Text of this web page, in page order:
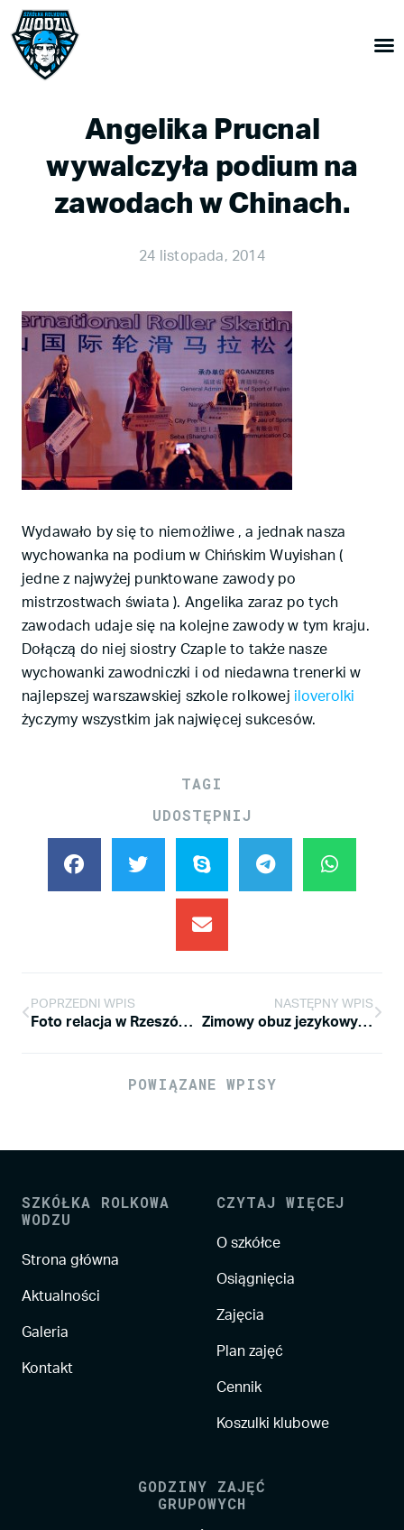
Angelika Prucnal
wywalczyła podium na
zawodach w Chinach.
24 listopada, 2014
Wydawało by się to niemożliwe , a jednak nasza
wychowanka na podium w Chińskim Wuyishan (
jedne z najwyżej punktowane zawody po
mistrzostwach świata ). Angelika zaraz po tych
zawodach udaje się na kolejne zawody w tym kraju.
Dołączą do niej siostry Czaple to także nasze
wychowanki zawodniczki i od niedawna trenerki w
najlepszej warszawskiej szkole rolkowej iloverolki
życzymy wszystkim jak najwięcej sukcesów.
TAGI
UDOSTĘPNIJ
POPRZEDNI WPIS
Foto relacja w Rzeszów Neews z naszych zawodów
NASTĘPNY WPIS
Zimowy obuz jezykowy ;-)
POWIĄZANE WPISY
SZKÓŁKA ROLKOWA
WODZU
Strona główna
Aktualności
Galeria
Kontakt
CZYTAJ WIĘCEJ
O szkółce
Osiągnięcia
Zajęcia
Plan zajęć
Cennik
Koszulki klubowe
GODZINY ZAJĘĆ
GRUPOWYCH